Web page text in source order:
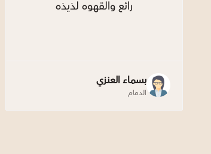
رائع والقهوه لذيذه
بسماء العنزي
الدمام